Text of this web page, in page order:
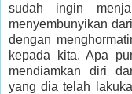
sudah ingin
menyembunyikan
dengan
kepada kita. Apa
mendiamkan diri
yang dia telah